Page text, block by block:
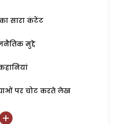
सारा कंटेंट
मुद्दे
पर चोट करते लेख